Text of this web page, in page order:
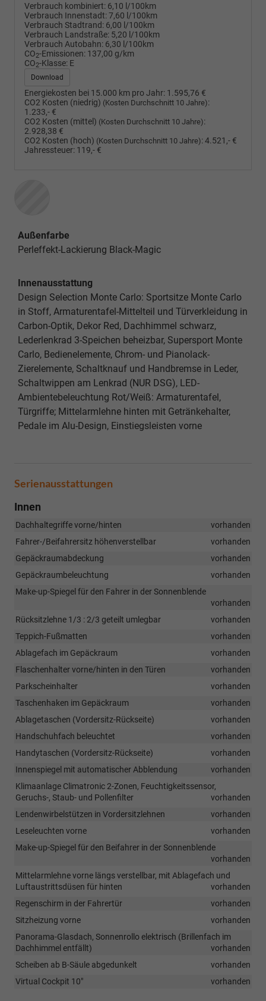
Verbrauch kombiniert: 6,10 l/100km
Verbrauch Innenstadt:7,60 l/100km
Verbrauch Stadtrand: 6,00 l/100km
Verbrauch Landstraße: 5,20 l/100km
Verbrauch Autobahn: 6,30 l/100km
CO2-Emissionen: 137,00 g/km
CO2-Klasse: E
Download
Energiekosten bei 15.000 km pro Jahr: 1.595,76 €
CO2 Kosten (niedrig) (Kosten Durchschnitt 10 Jahre):
1.233,- €
CO2 Kosten (mittel) (Kosten Durchschnitt 10 Jahre):
2.928,38 €
CO2 Kosten (hoch) (Kosten Durchschnitt 10 Jahre):4.521,- €
Jahressteuer: 119,- €
Außenfarbe
Perleffekt-Lackierung Black-Magic
Innenausstattung
Design Selection Monte Carlo: Sportsitze Monte Carlo
in Stoff, Armaturentafel-Mittelteil und Türverkleidung in
Carbon-Optik, Dekor Red, Dachhimmel schwarz,
Lederlenkrad 3-Speichen beheizbar, Supersport Monte
Carlo, Bedienelemente, Chrom- und Pianolack-
Zierelemente, Schaltknauf und Handbremse in Leder,
Schaltwippen am Lenkrad (NUR DSG), LED-
Ambientebeleuchtung Rot/Weiß: Armaturentafel,
Türgriffe; Mittelarmlehne hinten mit Getränkehalter,
Pedale im Alu-Design, Einstiegsleisten vorne
Serienausstattungen
Innen
Dachhaltegriffe vorne/hinten
vorhanden
Fahrer-/Beifahrersitz höhenverstellbar
vorhanden
Gepäckraumabdeckung
vorhanden
Gepäckraumbeleuchtung
vorhanden
Make-up-Spiegel für den Fahrer in der Sonnenblende
vorhanden
Rücksitzlehne 1/3 : 2/3 geteilt umlegbar
vorhanden
Teppich-Fußmatten
vorhanden
Ablagefach im Gepäckraum
vorhanden
Flaschenhalter vorne/hinten in den Türen
vorhanden
Parkscheinhalter
vorhanden
Taschenhaken im Gepäckraum
vorhanden
Ablagetaschen (Vordersitz-Rückseite)
vorhanden
Handschuhfach beleuchtet
vorhanden
Handytaschen (Vordersitz-Rückseite)
vorhanden
Innenspiegel mit automatischer Abblendung
vorhanden
Klimaanlage Climatronic 2-Zonen, Feuchtigkeitssensor,
Geruchs-, Staub- und Pollenfilter
vorhanden
Lendenwirbelstützen in Vordersitzlehnen
vorhanden
Leseleuchten vorne
vorhanden
Make-up-Spiegel für den Beifahrer in der Sonnenblende
vorhanden
Mittelarmlehne vorne längs verstellbar, mit Ablagefach und
Luftaustrittsdüsen für hinten
vorhanden
Regenschirm in der Fahrertür
vorhanden
Sitzheizung vorne
vorhanden
Panorama-Glasdach, Sonnenrollo elektrisch (Brillenfach im
Dachhimmel entfällt)
vorhanden
Scheiben ab B-Säule abgedunkelt
vorhanden
Virtual Cockpit 10"
vorhanden